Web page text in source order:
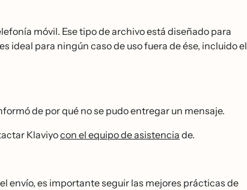
móvil. Ese tipo de archivo está diseñado para
ideal para ningún caso de uso fuera de ése, incluido el
de por qué no se pudo entregar un mensaje.
Klaviyocon el equipo de asistencia de.
envío, es importante seguir las mejores prácticas de